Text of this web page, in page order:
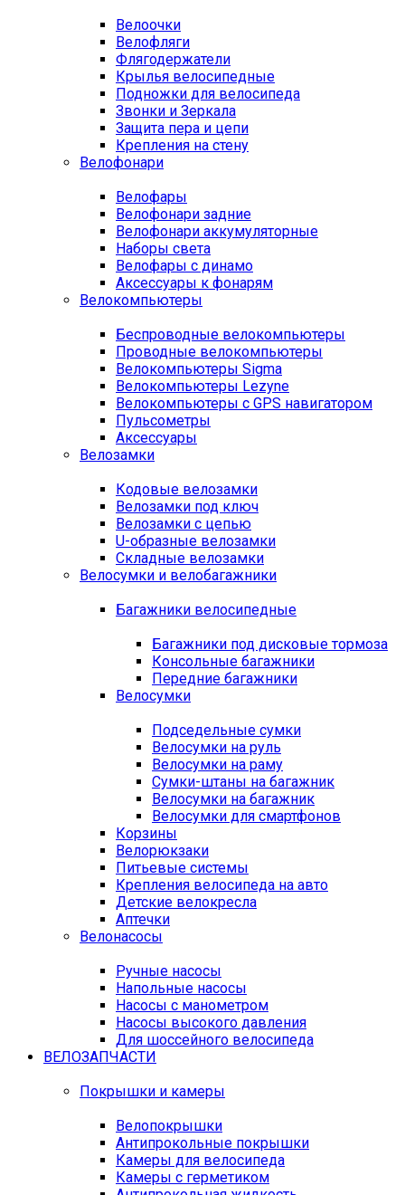
Велоочки
Велофляги
Флягодержатели
Крылья велосипедные
Подножки для велосипеда
Звонки и Зеркала
Защита пера и цепи
Крепления на стену
Велофонари
Велофары
Велофонари задние
Велофонари аккумуляторные
Наборы света
Велофары с динамо
Аксессуары к фонарям
Велокомпьютеры
Беспроводные велокомпьютеры
Проводные велокомпьютеры
Велокомпьютеры Sigma
Велокомпьютеры Lezyne
Велокомпьютеры с GPS навигатором
Пульсометры
Аксессуары
Велозамки
Кодовые велозамки
Велозамки под ключ
Велозамки с цепью
U-образные велозамки
Складные велозамки
Велосумки и велобагажники
Багажники велосипедные
Багажники под дисковые тормоза
Консольные багажники
Передние багажники
Велосумки
Подседельные сумки
Велосумки на руль
Велосумки на раму
Сумки-штаны на багажник
Велосумки на багажник
Велосумки для смартфонов
Корзины
Велорюкзаки
Питьевые системы
Крепления велосипеда на авто
Детские велокресла
Аптечки
Велонасосы
Ручные насосы
Напольные насосы
Насосы с манометром
Насосы высокого давления
Для шоссейного велосипеда
ВЕЛОЗАПЧАСТИ
Покрышки и камеры
Велопокрышки
Антипрокольные покрышки
Камеры для велосипеда
Камеры с герметиком